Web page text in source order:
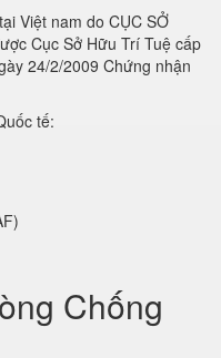
Việt nam do CỤC SỞ
Cục Sở Hữu Trí Tuệ cấp
24/2/2009 Chứng nhận
tế:
Chống